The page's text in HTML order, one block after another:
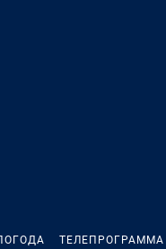
ТЕЛЕПРОГРАММА